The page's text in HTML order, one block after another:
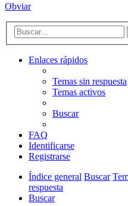
Obviar
Enlaces rápidos
Temas sin respuesta
Temas activos
Buscar
FAQ
Identificarse
Registrarse
Índice general Buscar
respuesta
Buscar